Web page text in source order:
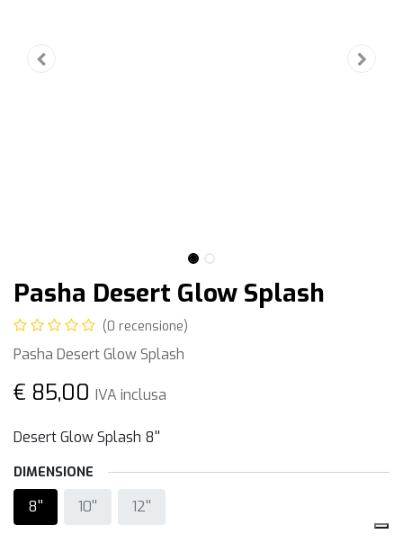
Pasha Desert Glow Splash
(0 recensione)
Pasha Desert Glow Splash
€ 85,00 IVA inclusa
Desert Glow Splash 8''
DIMENSIONE
8'' 10'' 12''